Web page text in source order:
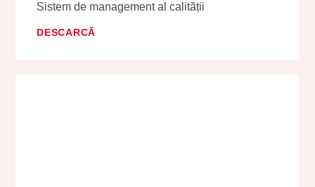
Sistem de management al calității
DESCARCĂ